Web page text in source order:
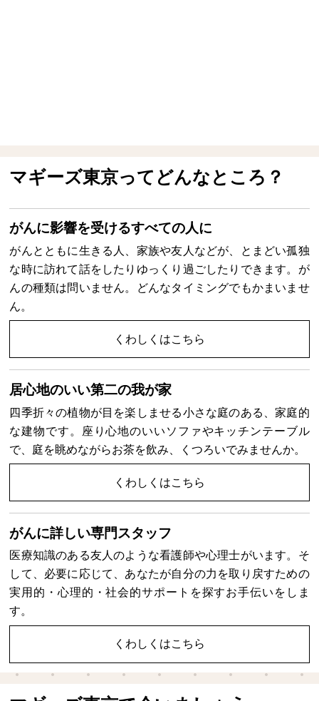
マギーズ東京ってどんなところ？
がんに影響を受けるすべての人に
がんとともに生きる人、家族や友人などが、とまどい孤独
な時に訪れて話をしたりゆっくり過ごしたりできます。が
んの種類は問いません。どんなタイミングでもかまいませ
ん。
くわしくはこちら
居心地のいい第二の我が家
四季折々の植物が目を楽しませる小さな庭のある、家庭的
な建物です。座り心地のいいソファやキッチンテーブル
で、庭を眺めながらお茶を飲み、くつろいでみませんか。
くわしくはこちら
がんに詳しい専門スタッフ
医療知識のある友人のような看護師や心理士がいます。そ
して、必要に応じて、あなたが自分の力を取り戻すための
実用的・心理的・社会的サポートを探すお手伝いをしま
す。
くわしくはこちら